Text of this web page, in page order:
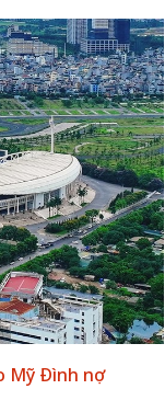
Mỹ Đình nợ